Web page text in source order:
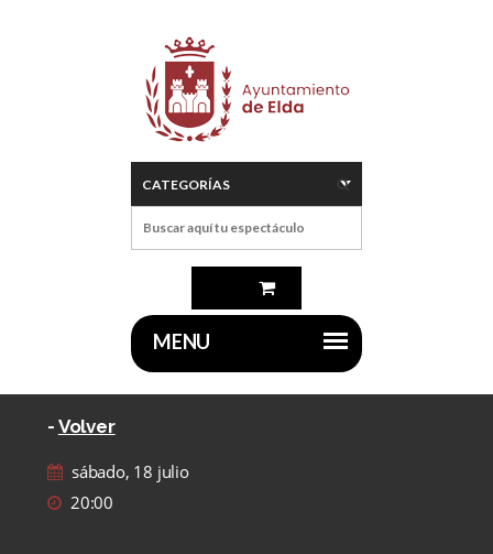
- Volver
sábado, 18 julio
20:00